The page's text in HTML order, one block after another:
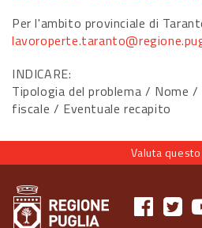
Per l'ambito provinciale di
INDICARE:
Tipologia del problema / Nome /
fiscale / Eventuale recapito
Valuta